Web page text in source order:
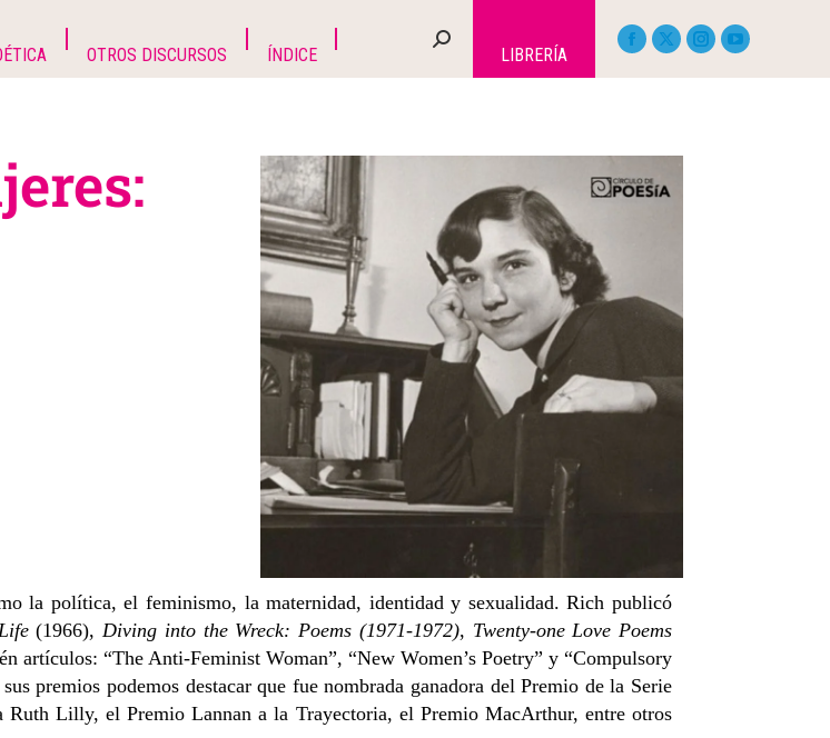
OTROS DISCURSOS ÍNDICE LIBRERÍA
la política, el feminismo, la maternidad, identidad y sexualidad. Rich publicó
(1966), Diving into the Wreck: Poems (1971-1972), Twenty-one Love Poems
artículos: “The Anti-Feminist Woman”, “New Women’s Poetry” y “Compulsory
premios podemos destacar que fue nombrada ganadora del Premio de la Serie
Ruth Lilly, el Premio Lannan a la Trayectoria, el Premio MacArthur, entre otros